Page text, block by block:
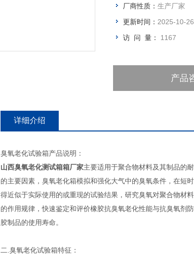
厂商性质： 生产厂家
更新时间： 2025-10-26
访 问 量： 1167
产品
详细介绍
臭氧老化试验箱产品说明：
山西臭氧老化测试箱箱厂家主要适用于聚合物材料及其制品的
的主要因素，臭氧老化箱模拟和强化大气中的臭氧条件，在短
得近似于实际使用的或重现的试验结果，研究臭氧对聚合物材料
的作用规律，快速鉴定和评价橡胶抗臭氧老化性能与抗臭氧剂
胶制品的使用寿命。
二.臭氧老化试验箱特征：